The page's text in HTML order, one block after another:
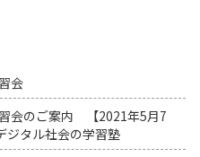
会
会のご案内 【2021年5月7
タル社会の学習塾